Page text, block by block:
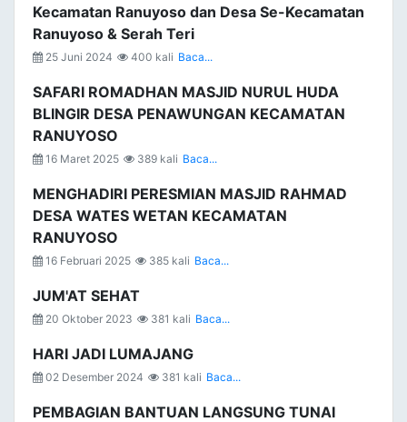
Kecamatan Ranuyoso dan Desa Se-Kecamatan
Ranuyoso & Serah Teri
25 Juni 2024 400 kali Baca...
SAFARI ROMADHAN MASJID NURUL HUDA
BLINGIR DESA PENAWUNGAN KECAMATAN
RANUYOSO
16 Maret 2025 389 kali Baca...
MENGHADIRI PERESMIAN MASJID RAHMAD
DESA WATES WETAN KECAMATAN
RANUYOSO
16 Februari 2025 385 kali Baca...
JUM'AT SEHAT
20 Oktober 2023 381 kali Baca...
HARI JADI LUMAJANG
02 Desember 2024 381 kali Baca...
PEMBAGIAN BANTUAN LANGSUNG TUNAI